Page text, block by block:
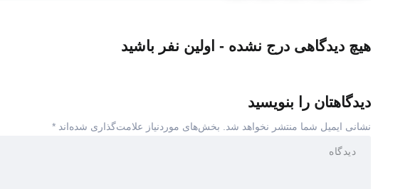
هیچ دیدگاهی درج نشده - اولین نفر باشید
دیدگاهتان را بنویسید
نشانی ایمیل شما منتشر نخواهد شد. بخش‌های موردنیاز علامت‌گذاری شده‌اند *